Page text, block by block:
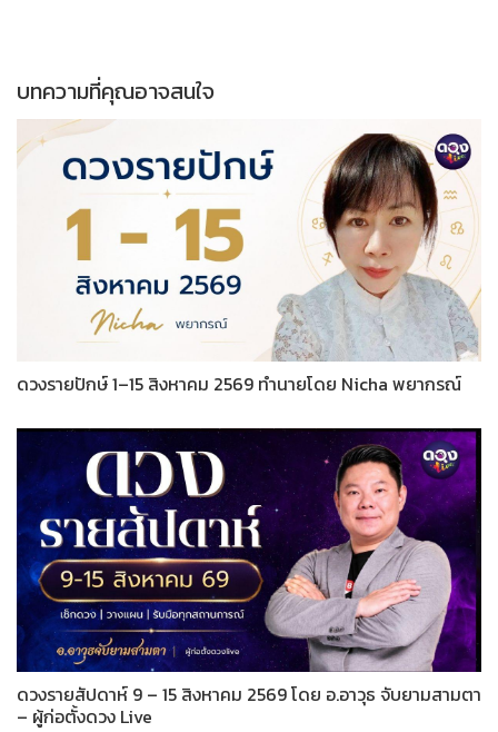
บทความที่คุณอาจสนใจ
ดวงรายปักษ์ 1–15 สิงหาคม 2569 ทำนายโดย Nicha พยากรณ์
ดวงรายสัปดาห์ 9 – 15 สิงหาคม 2569 โดย อ.อาวุธ จับยามสามตา
– ผู้ก่อตั้งดวง Live